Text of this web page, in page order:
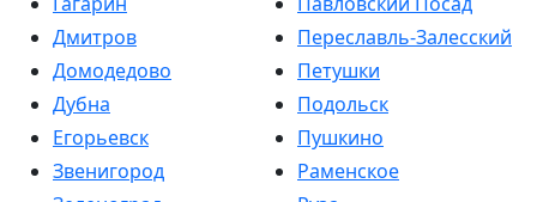
Дмитров
Домодедово
Дубна
Егорьевск
Звенигород
Переславль-Залесский
Петушки
Подольск
Пушкино
Раменское